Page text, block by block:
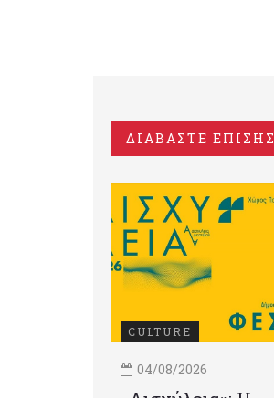
ΔΙΑΒΑΣΤΕ ΕΠΙΣΗΣ
CULTURE
04/08/2026